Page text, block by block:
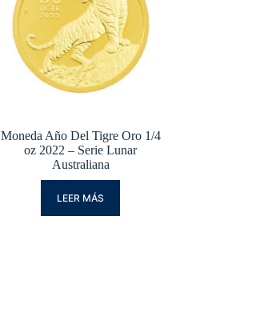
Moneda Año Del Tigre Oro 1/4
oz 2022 – Serie Lunar
Australiana
LEER MÁS